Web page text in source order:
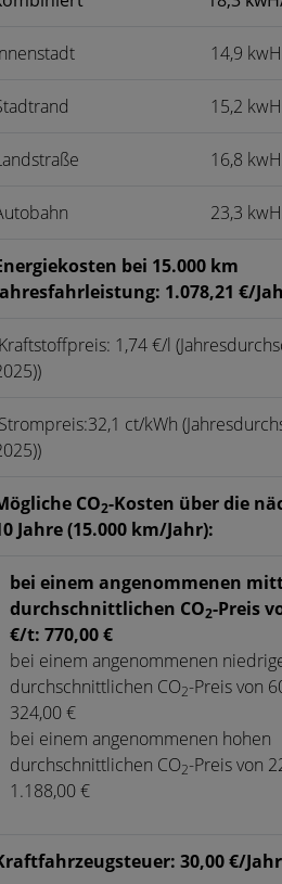
14,9
15,2
16,8
23,3
bei 15.000 km
1.078,21 €/
1,74 €/l
ct/kWh
CO2-Kosten über die
Jahre (15.000 km/Jahr):
bei einem angenommenen
durchschnittlichen CO2-Preis
€/t: 770,00 €
bei einem angenommenen
durchschnittlichen CO2-Preis von
324,00 €
bei einem angenommenen hohen
durchschnittlichen CO2-Preis von
1.188,00 €
30,00 €/Jahr